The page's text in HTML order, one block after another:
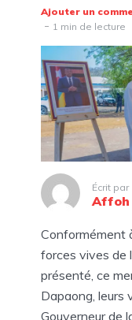
Ajouter un
1 min de lecture
Écrit par
Affoh
Conformément
forces vives de
présenté, ce
Dapaong, leurs
Gouverneur de